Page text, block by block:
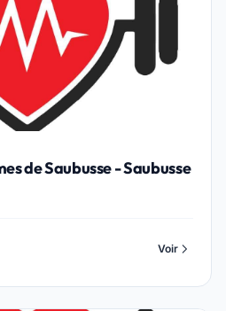
de Saubusse - Saubusse
Voir